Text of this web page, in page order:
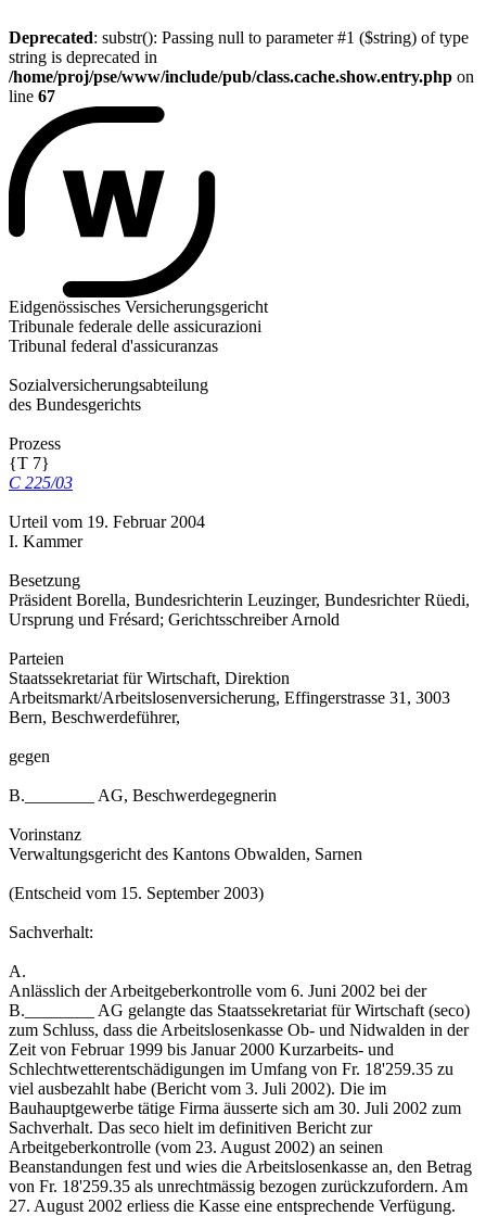
Deprecated: substr(): Passing null to parameter #1 ($string) of type
string is deprecated in
/home/proj/pse/www/include/pub/class.cache.show.entry.php on
line 67
Eidgenössisches Versicherungsgericht
Tribunale federale delle assicurazioni
Tribunal federal d'assicuranzas
Sozialversicherungsabteilung
des Bundesgerichts
Prozess
{T 7}
C 225/03
Urteil vom 19. Februar 2004
I. Kammer
Besetzung
Präsident Borella, Bundesrichterin Leuzinger, Bundesrichter Rüedi,
Ursprung und Frésard; Gerichtsschreiber Arnold
Parteien
Staatssekretariat für Wirtschaft, Direktion
Arbeitsmarkt/Arbeitslosenversicherung, Effingerstrasse 31, 3003
Bern, Beschwerdeführer,
gegen
B.________ AG, Beschwerdegegnerin
Vorinstanz
Verwaltungsgericht des Kantons Obwalden, Sarnen
(Entscheid vom 15. September 2003)
Sachverhalt:
A.
Anlässlich der Arbeitgeberkontrolle vom 6. Juni 2002 bei der
B.________ AG gelangte das Staatssekretariat für Wirtschaft (seco)
zum Schluss, dass die Arbeitslosenkasse Ob- und Nidwalden in der
Zeit von Februar 1999 bis Januar 2000 Kurzarbeits- und
Schlechtwetterentschädigungen im Umfang von Fr. 18'259.35 zu
viel ausbezahlt habe (Bericht vom 3. Juli 2002). Die im
Bauhauptgewerbe tätige Firma äusserte sich am 30. Juli 2002 zum
Sachverhalt. Das seco hielt im definitiven Bericht zur
Arbeitgeberkontrolle (vom 23. August 2002) an seinen
Beanstandungen fest und wies die Arbeitslosenkasse an, den Betrag
von Fr. 18'259.35 als unrechtmässig bezogen zurückzufordern. Am
27. August 2002 erliess die Kasse eine entsprechende Verfügung.